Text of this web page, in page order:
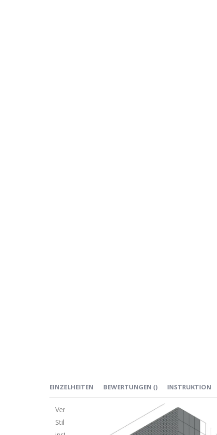
EINZELHEITEN
Verbessern Sie Ihr Zuhause mit unseren
Stil bevorzugen, diese Fliesen sind die perfekte
BEWERTUNGEN () INSTRUKTION